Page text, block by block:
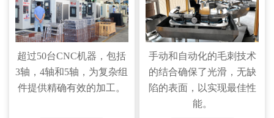
超过50台CNC机器，包括
3轴，4轴和5轴，为复杂组
件提供精确有效的加工。
手动和自动化的毛刺技术
的结合确保了光滑，无缺
陷的表面，以实现最佳性
能。